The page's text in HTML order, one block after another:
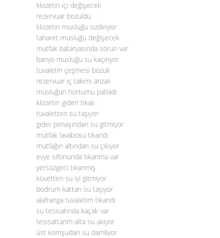
klozetin içi değişecek
rezervuar bozuldu
klozetin musluğu sızdırıyor
taharet musluğu değişecek
mutfak bataryasında sorun var
banyo musluğu su kaçırıyor
tuvaletin çeşmesi bozuk
rezervuar iç takımı arızalı
musluğun hortumu patladı
klozetin gideri tıkalı
tuvaletten su taşıyor
gider pimaşından su gitmiyor
mutfak lavabosu tıkandı
mutfağın altından su çıkıyor
evye sifonunda tıkanma var
yersüzgeci tıkanmış
küvetten su iyi gitmiyor
bodrum kattan su taşıyor
alafranga tuvaletim tıkandı
su tesisatında kaçak var
tesisattanm alta su akıyor
üst komşudan su damlıyor